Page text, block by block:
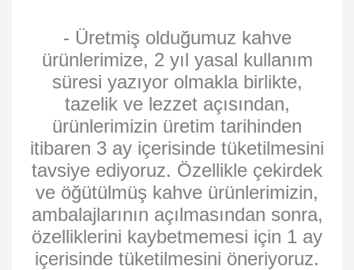
- Üretmiş olduğumuz kahve
ürünlerimize, 2 yıl yasal kullanım
süresi yazıyor olmakla birlikte,
tazelik ve lezzet açısından,
ürünlerimizin üretim tarihinden
itibaren 3 ay içerisinde tüketilmesini
tavsiye ediyoruz. Özellikle çekirdek
ve öğütülmüş kahve ürünlerimizin,
ambalajlarının açılmasından sonra,
özelliklerini kaybetmemesi için 1 ay
içerisinde tüketilmesini öneriyoruz.